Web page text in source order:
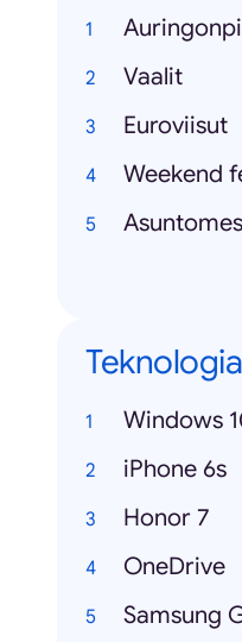
Vaalit
Euroviisut
Weekend
Teknologia
Windows
iPhone 6s
Honor 7
OneDrive
Samsung